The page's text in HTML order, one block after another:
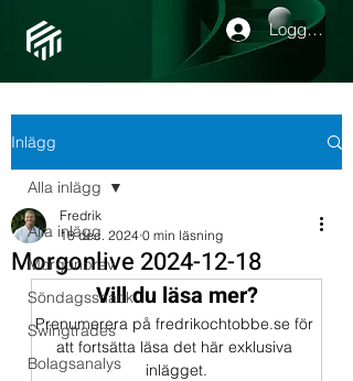
Logga in
Inlägg
Alla inlägg
Morgonbrev
Söndagssnack
Swingtrades
Bolagsanalys
Alla inlägg
Morgonlive 2024-12-18
Fredrik
18 dec. 2024 0 min läsning
Vill du läsa mer?
Prenumerera på fredrikochtobbe.se för
att fortsätta läsa det här exklusiva
inlägget.